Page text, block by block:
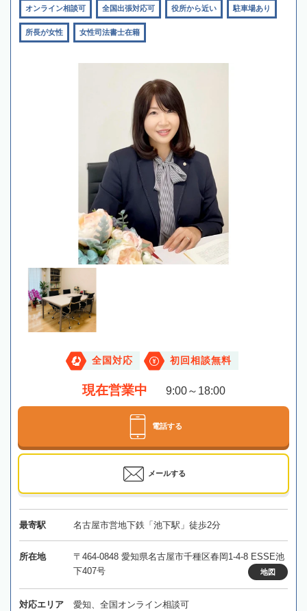
オンライン相談可 全国出張対応可 役所から近い 駐車場あり
所長が女性 女性司法書士在籍
全国対応 初回相談無料
現在営業中 9:00～18:00
電話する
メールする
最寄駅 名古屋市営地下鉄「池下駅」徒歩2分
所在地
〒464-0848 愛知県名古屋市千種区春岡1-4-8 ESSE池
下407号
地図
対応エリア 愛知、全国オンライン相談可